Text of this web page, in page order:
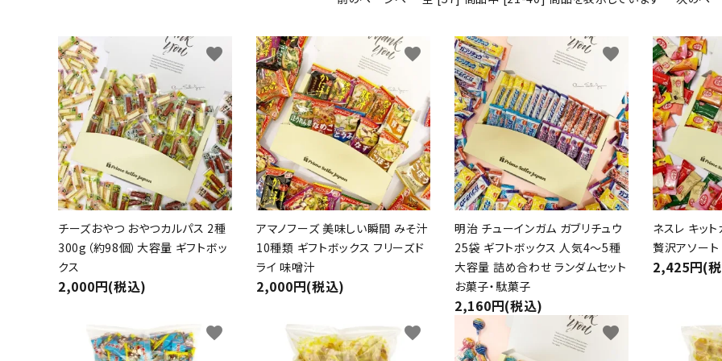
プライバシーポリシー
特定商取引法について
お問い合わせ
チーズおやつ おやつカルパス 2種
300g（約98個）大容量 ギフトボッ
クス
2,000円(税込)
favorite
アマノフーズ 美味しい瞬間 みそ汁
10種類 ギフトボックス フリーズド
ライ 味噌汁
2,000円(税込)
favorite
明治 チューインガム ガブリチュウ
25袋 ギフトボックス 人気4～5種
大容量 詰め合わせ ランダムセット
お菓子・駄菓子
2,160円(税込)
favorite
ネスレ キッ
贅沢アソート
2,425円(
favorite favorite favorite